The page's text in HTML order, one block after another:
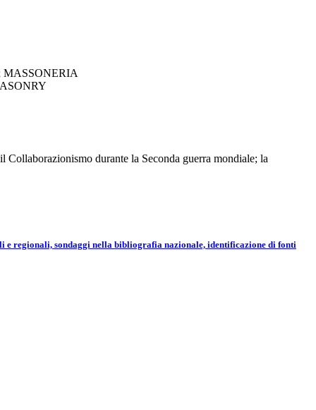
durante la Seconda guerra mondiale; la
regionali, sondaggi nella bibliografia nazionale, identificazione di fonti